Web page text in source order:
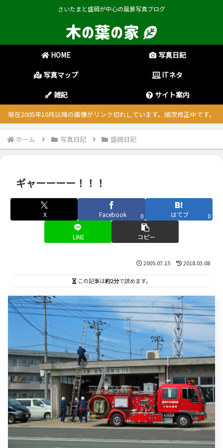
さいたまと盛岡が中心の風景写真ブログ
HOME
写真日記
写真マップ
ITネタ
雑記
サイト案内
現在2005年10月以降の画像がリンク切れしています。順次修正中です。
ホーム 写真日記 盛岡日記
ギャーーーー！！！
X Facebook 0 はてブ 0
LINE コピー
2005.07.15 2018.03.08
この記事は約2分で読めます。